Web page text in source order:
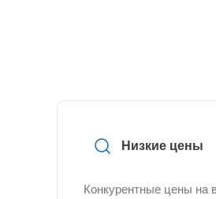
Низкие цены
Конкурентные цены на